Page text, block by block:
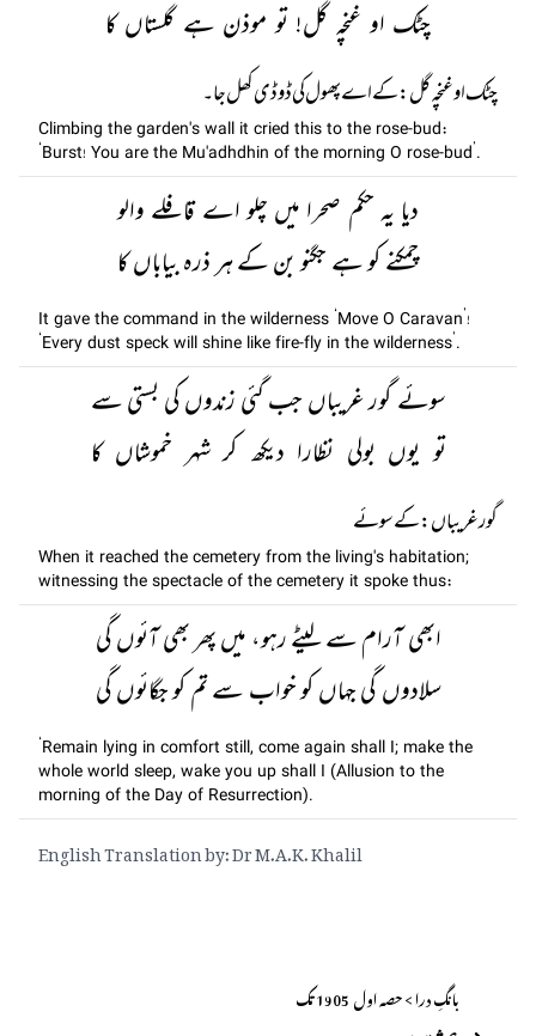
چٹک او غنچہ گل! تو موذن ہے گلستاں کا
چٹک او غنچہ گل: کےاے پھول کی ڈوڈی کھل جا۔
Climbing the garden's wall it cried this to the rose-bud:
‘Burst! You are the Mu'adhdhin of the morning O rose-bud’.
دیا یہ حکم صحرا میں چلو اے قافلے والو
چمکنے کو ہے جگنو بن کے ہر ذرہ بیاباں کا
It gave the command in the wilderness ‘Move O Caravan’!
‘Every dust speck will shine like fire-fly in the wilderness’.
سوئے گور غریباں جب گئی زندوں کی بستی سے
تو یوں بولی نظارا دیکھ کر شہر خموشاں کا
گور غریباں: کے سوئے
When it reached the cemetery from the living's habitation;
witnessing the spectacle of the cemetery it spoke thus:
ابھی آرام سے لیٹے رہو، میں پھر بھی آئوں گی
سلادوں گی جہاں کو خواب سے تم کو جگائوں گی
‘Remain lying in comfort still, come again shall I; make the
whole world sleep, wake you up shall I (Allusion to the
morning of the Day of Resurrection).
English Translation by: Dr M.A.K. Khalil
بانگِ درا > حصہ اول ــ 1905 تک